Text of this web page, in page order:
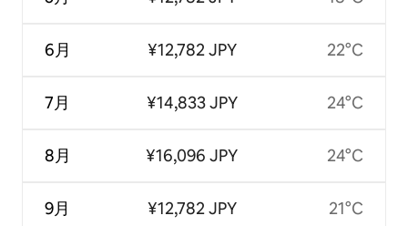
6月
7月
8月
9月
¥12,782 JPY
¥14,833 JPY
¥16,096 JPY
¥12,782 JPY
22°C
24°C
24°C
21°C